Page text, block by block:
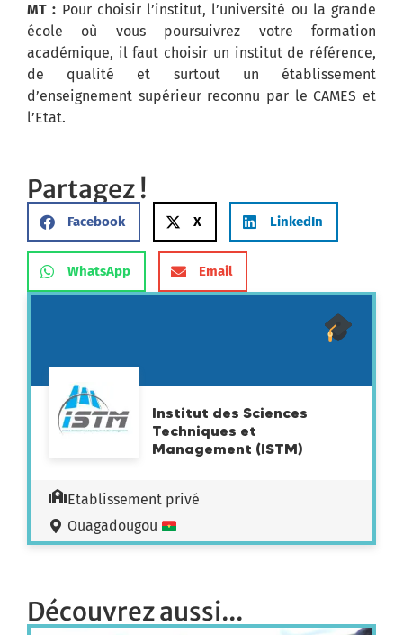
MT : Pour choisir l’institut, l’université ou la grande
école où vous poursuivrez votre formation
académique, il faut choisir un institut de référence,
de qualité et surtout un établissement
d’enseignement supérieur reconnu par le CAMES et
l’Etat.
Partagez !
Facebook X LinkedIn
WhatsApp Email
Institut des Sciences
Techniques et
Management (ISTM)
Etablissement privé
Ouagadougou
Découvrez aussi...